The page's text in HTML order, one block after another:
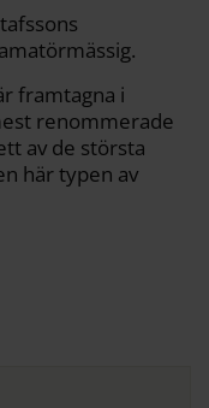
framtagna i
renommerade
av de största
här typen av